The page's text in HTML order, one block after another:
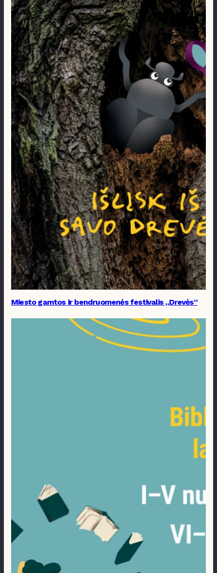
Miesto gamtos ir bendruomenės festivalis „Drevės“